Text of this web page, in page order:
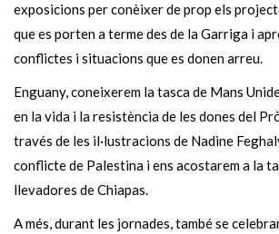
exposicions per conèixer de prop els
que es porten a terme des de la Garriga i
conflictes i situacions que es donen arreu.
Enguany, coneixerem la tasca de Mans
en la vida i la resistència de les dones del
través de les il·lustracions de Nadine
conflicte de Palestina i ens acostarem a la
llevadores de Chiapas.
A més, durant les jornades, també se